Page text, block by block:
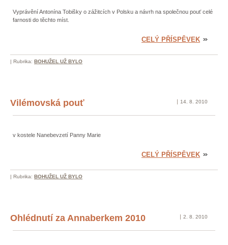
Vyprávění Antonína Tobišky o zážitcích v Polsku a návrh na společnou pouť celé
farnosti do těchto míst.
CELÝ PŘÍSPĚVEK
| Rubrika: BOHUŽEL UŽ BYLO
Vilémovská pouť 14. 8. 2010
v kostele Nanebevzetí Panny Marie
CELÝ PŘÍSPĚVEK
| Rubrika: BOHUŽEL UŽ BYLO
Ohlédnutí za Annaberkem 2010 2. 8. 2010